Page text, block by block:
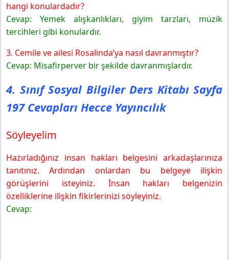
hangi konulardadır?
Cevap: Yemek alışkanlıkları, giyim tarzları, müzik
tercihleri gibi konulardır.
3. Cemile ve ailesi Rosalinda’ya nasıl davranmıştır?
Cevap: Misafirperver bir şekilde davranmışlardır.
4. Sınıf Sosyal Bilgiler Ders Kitabı Sayfa
197 Cevapları Hecce Yayıncılık
Söyleyelim
Hazırladığınız insan hakları belgesini arkadaşlarınıza
tanıtınız. Ardından onlardan bu belgeye ilişkin
görüşlerini isteyiniz. İnsan hakları belgenizin
özelliklerine ilişkin fikirlerinizi söyleyiniz.
Cevap: